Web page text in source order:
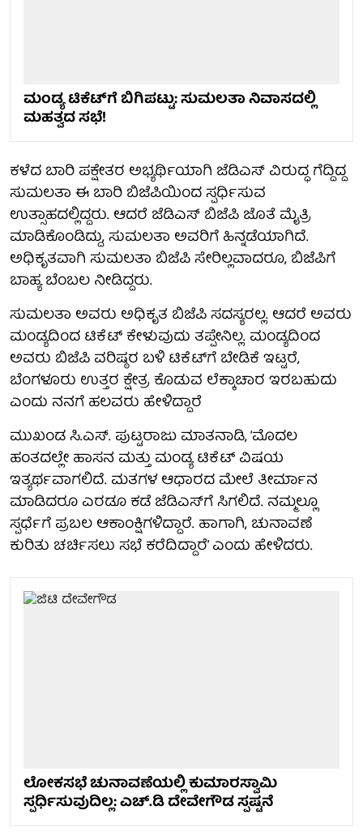
ಮಂಡ್ಯ ಟಿಕೆಟ್‌ಗೆ ಬಿಗಿಪಟ್ಟು: ಸುಮಲತಾ ನಿವಾಸದಲ್ಲಿ
ಮಹತ್ವದ ಸಭೆ!
ಕಳೆದ ಬಾರಿ ಪಕ್ಷೇತರ ಅಭ್ಯರ್ಥಿಯಾಗಿ ಜೆಡಿಎಸ್‌ ವಿರುದ್ಧ ಗೆದ್ದಿದ್ದ
ಸುಮಲತಾ ಈ ಬಾರಿ ಬಿಜೆಪಿಯಿಂದ ಸ್ಪರ್ಧಿಸುವ
ಉತ್ಸಾಹದಲ್ಲಿದ್ದರು. ಆದರೆ ಜೆಡಿಎಸ್ ಬಿಜೆಪಿ ಜೊತೆ ಮೈತ್ರಿ
ಮಾಡಿಕೊಂಡಿದ್ದು, ಸುಮಲತಾ ಅವರಿಗೆ ಹಿನ್ನಡೆಯಾಗಿದೆ.
ಅಧಿಕೃತವಾಗಿ ಸುಮಲತಾ ಬಿಜೆಪಿ ಸೇರಿಲ್ಲವಾದರೂ, ಬಿಜೆಪಿಗೆ
ಬಾಹ್ಯ ಬೆಂಬಲ ನೀಡಿದ್ದರು.
ಸುಮಲತಾ ಅವರು ಅಧಿಕೃತ ಬಿಜೆಪಿ ಸದಸ್ಯರಲ್ಲ. ಆದರೆ ಅವರು
ಮಂಡ್ಯದಿಂದ ಟಿಕೆಟ್ ಕೇಳುವುದು ತಪ್ಪೇನಿಲ್ಲ. ಮಂಡ್ಯದಿಂದ
ಅವರು ಬಿಜೆಪಿ ವರಿಷ್ಠರ ಬಳಿ ಟಿಕೆಟ್‌ಗೆ ಬೇಡಿಕೆ ಇಟ್ಟರೆ,
ಬೆಂಗಳೂರು ಉತ್ತರ ಕ್ಷೇತ್ರ ಕೊಡುವ ಲೆಕ್ಕಾಚಾರ ಇರಬಹುದು
ಎಂದು ನನಗೆ ಹಲವರು ಹೇಳಿದ್ದಾರೆ
ಮುಖಂಡ ಸಿ.ಎಸ್. ಪುಟ್ಟರಾಜು ಮಾತನಾಡಿ, ‘ಮೊದಲ
ಹಂತದಲ್ಲೇ ಹಾಸನ ಮತ್ತು ಮಂಡ್ಯ ಟಿಕೆಟ್ ವಿಷಯ
ಇತ್ಯರ್ಥವಾಗಲಿದೆ. ಮತಗಳ ಆಧಾರದ ಮೇಲೆ ತೀರ್ಮಾನ
ಮಾಡಿದರೂ ಎರಡೂ ಕಡೆ ಜೆಡಿಎಸ್‌ಗೆ ಸಿಗಲಿದೆ. ನಮ್ಮಲ್ಲೂ
ಸ್ಪರ್ಧೆಗೆ ಪ್ರಬಲ ಆಕಾಂಕ್ಷಿಗಳಿದ್ದಾರೆ. ಹಾಗಾಗಿ, ಚುನಾವಣೆ
ಕುರಿತು ಚರ್ಚಿಸಲು ಸಭೆ ಕರೆದಿದ್ದಾರೆ’ ಎಂದು ಹೇಳಿದರು.
ಲೋಕಸಭೆ ಚುನಾವಣೆಯಲ್ಲಿ ಕುಮಾರಸ್ವಾಮಿ
ಸ್ಪರ್ಧಿಸುವುದಿಲ್ಲ: ಎಚ್.ಡಿ ದೇವೇಗೌಡ ಸ್ಪಷ್ಟನೆ